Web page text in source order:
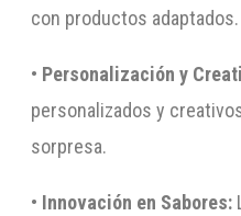
con productos adaptados.
• Personalización y
personalizados y
sorpresa.
• Innovación en Sabores: